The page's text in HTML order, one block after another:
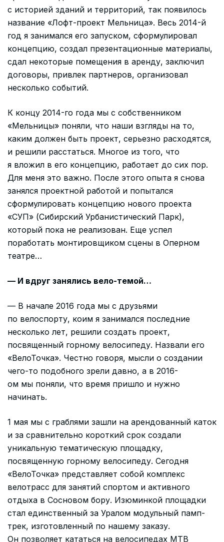
с историей зданий и территорий, так появилось
название «Лофт-проект Мельница». Весь 2014-й
год я занимался его запуском, сформулировал
концепцию, создал презентационные материалы,
сдал некоторые помещения в аренду, заключил
договоры, привлек партнеров, организовал
несколько событий.
К концу 2014-го года мы с собственником
«Мельницы» поняли, что наши взгляды на то,
каким должен быть проект, серьезно расходятся,
и решили расстаться. Многое из того, что
я вложил в его концепцию, работает до сих пор.
Для меня это важно. После этого опыта я снова
занялся проектной работой и попытался
сформулировать концепцию нового проекта
«СУП» (Сибирский Урбанистический Парк),
который пока не реализован. Еще успел
поработать монтировщиком сцены в Оперном
театре…
— И вдруг занялись вело-темой…
— В начале 2016 года мы с друзьями
по велоспорту, коим я занимался последние
несколько лет, решили создать проект,
посвященный горному велосипеду. Назвали его
«ВелоТочка». Честно говоря, мысли о создании
чего-то подобного зрели давно, а в 2016-
ом мы поняли, что время пришло и нужно
начинать.
1 мая мы с граблями зашли на арендованный каток
и за сравнительно короткий срок создали
уникальную тематическую площадку,
посвященную горному велосипеду. Сегодня
«ВелоТочка» представляет собой комплекс
велотрасс для занятий спортом и активного
отдыха в Сосновом бору. Изюминкой площадки
стал единственный за Уралом модульный памп-
трек, изготовленный по нашему заказу.
Он позволяет кататься на велосипедах МТВ